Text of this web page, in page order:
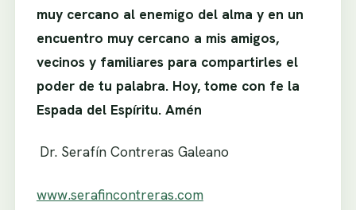
muy cercano al enemigo del alma y en un
encuentro muy cercano a mis amigos,
vecinos y familiares para compartirles el
poder de tu palabra. Hoy, tome con fe la
Espada del Espíritu. Amén
Dr. Serafín Contreras Galeano
www.serafincontreras.com